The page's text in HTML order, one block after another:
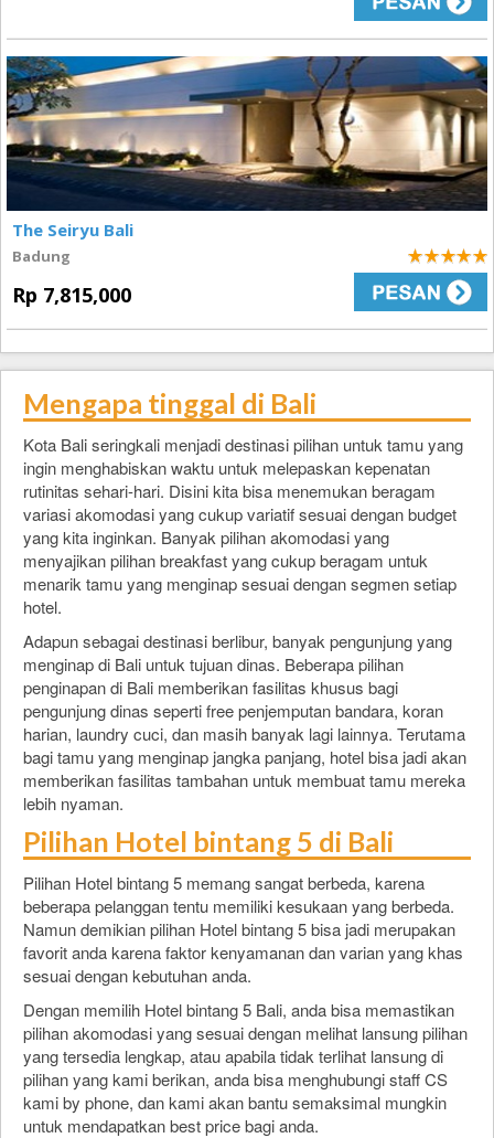
The Seiryu Bali
Badung
Rp 7,815,000
5
Mengapa tinggal di Bali
Kota Bali seringkali menjadi destinasi pilihan untuk tamu yang
ingin menghabiskan waktu untuk melepaskan kepenatan
rutinitas sehari-hari. Disini kita bisa menemukan beragam
variasi akomodasi yang cukup variatif sesuai dengan budget
yang kita inginkan. Banyak pilihan akomodasi yang
menyajikan pilihan breakfast yang cukup beragam untuk
menarik tamu yang menginap sesuai dengan segmen setiap
hotel.
Adapun sebagai destinasi berlibur, banyak pengunjung yang
menginap di Bali untuk tujuan dinas. Beberapa pilihan
penginapan di Bali memberikan fasilitas khusus bagi
pengunjung dinas seperti free penjemputan bandara, koran
harian, laundry cuci, dan masih banyak lagi lainnya. Terutama
bagi tamu yang menginap jangka panjang, hotel bisa jadi akan
memberikan fasilitas tambahan untuk membuat tamu mereka
lebih nyaman.
Pilihan Hotel bintang 5 di Bali
Pilihan Hotel bintang 5 memang sangat berbeda, karena
beberapa pelanggan tentu memiliki kesukaan yang berbeda.
Namun demikian pilihan Hotel bintang 5 bisa jadi merupakan
favorit anda karena faktor kenyamanan dan varian yang khas
sesuai dengan kebutuhan anda.
Dengan memilih Hotel bintang 5 Bali, anda bisa memastikan
pilihan akomodasi yang sesuai dengan melihat lansung pilihan
yang tersedia lengkap, atau apabila tidak terlihat lansung di
pilihan yang kami berikan, anda bisa menghubungi staff CS
kami by phone, dan kami akan bantu semaksimal mungkin
untuk mendapatkan best price bagi anda.